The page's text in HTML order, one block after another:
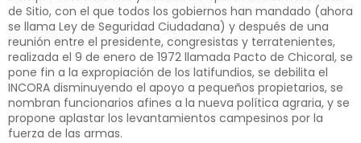
de Sitio, con el que todos los gobiernos han mandado (ahora
se llama Ley de Seguridad Ciudadana) y después de una
reunión entre el presidente, congresistas y terratenientes,
realizada el 9 de enero de 1972 llamada Pacto de Chicoral, se
pone fin a la expropiación de los latifundios, se debilita el
INCORA disminuyendo el apoyo a pequeños propietarios, se
nombran funcionarios afines a la nueva política agraria, y se
propone aplastar los levantamientos campesinos por la
fuerza de las armas.